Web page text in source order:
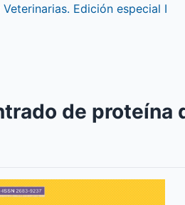
Edición especial I
de proteína